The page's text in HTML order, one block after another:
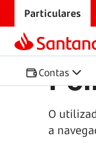
Particulares
Contas
Início
O
a